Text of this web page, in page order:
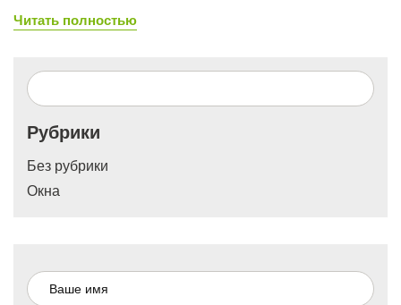
Рубрики
Без рубрики
Окна
Читать полностью